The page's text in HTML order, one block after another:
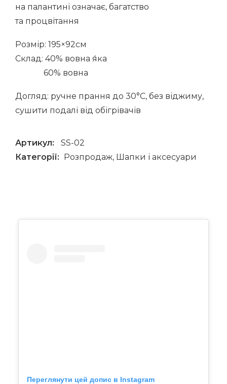
на палантині означає, багатство
та процвітання
Розмір: 195×92см
Склад: 40% вовна я́ка
60% вовна
Догляд: ручне прання до 30°C, без віджиму,
сушити подалі від обігрівачів
Артикул:
SS-02
Категорії: Розпродаж, Шапки і аксесуари
Переглянути цей допис в Instagram